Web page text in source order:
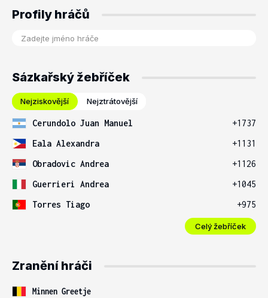
Profily hráčů
Sázkařský žebříček
Nejziskovější Nejztrátovější
Cerundolo Juan Manuel
+1737
Eala Alexandra
+1131
Obradovic Andrea
+1126
Guerrieri Andrea
+1045
Torres Tiago
+975
Celý žebříček
Zranění hráči
Minnen Greetje